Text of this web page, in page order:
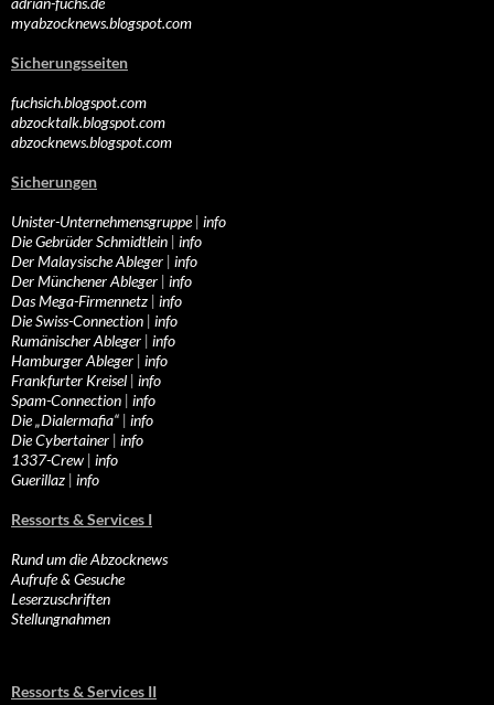
myabzocknews.blogspot.com
Sicherungsseiten
fuchsich.blogspot.com
abzocktalk.blogspot.com
abzocknews.blogspot.com
Sicherungen
Unister-Unternehmensgruppe| info
Die Gebrüder Schmidtlein | info
Der Malaysische Ableger | info
Der Münchener Ableger | info
Das Mega-Firmennetz | info
Die Swiss-Connection | info
Rumänischer Ableger | info
Hamburger Ableger | info
Frankfurter Kreisel | info
Spam-Connection | info
Die „Dialermafia“ | info
Die Cybertainer | info
1337-Crew | info
Guerillaz | info
Ressorts & Services I
Rund um die Abzocknews
Aufrufe & Gesuche
Leserzuschriften
Stellungnahmen
Ressorts & Services II